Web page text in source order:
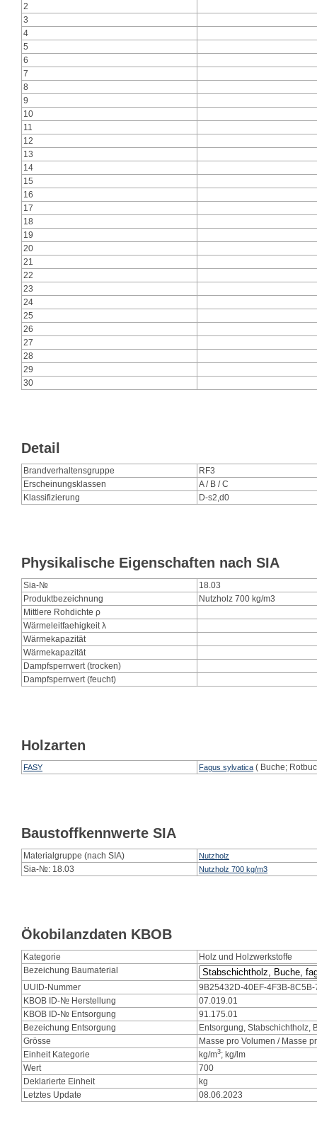
2
3
4
5
6
7
8
9
10
11
12
13
14
15
16
17
18
19
20
21
22
23
24
25
26
27
28
29
30
Detail
Brandverhaltensgruppe
RF3
Erscheinungsklassen
A / B / C
Klassifizierung
D-s2,d0
Physikalische Eigenschaften nach SIA
Sia-№
18.03
Produktbezeichnung
Nutzholz 700 kg/m3
Mittlere Rohdichte ρ
Wärmeleitfaehigkeit λ
Wärmekapazität
Wärmekapazität
Dampfsperrwert (trocken)
Dampfsperrwert (feucht)
Holzarten
FASY Fagus sylvatica ( Buche;
Baustoffkennwerte SIA
Materialgruppe (nach SIA) Nutzholz
Sia-№: 18.03 Nutzholz 700 kg/m3
Ökobilanzdaten KBOB
Kategorie
Holz und Holzwerkstoffe
Bezeichung Baumaterial
UUID-Nummer
9B25432D-40EF-4F3B-
KBOB ID-№ Herstellung
07.019.01
KBOB ID-№ Entsorgung
91.175.01
Bezeichung Entsorgung
Entsorgung, Stabschichtholz,
Grösse
Masse pro Volumen / Masse
Einheit Kategorie
kg/m3; kg/lm
Wert
700
Deklarierte Einheit
kg
Letztes Update
08.06.2023